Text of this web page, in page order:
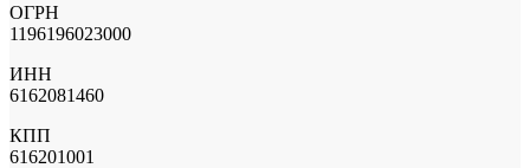
ОГРН
1196196023000
ИНН
6162081460
КПП
616201001